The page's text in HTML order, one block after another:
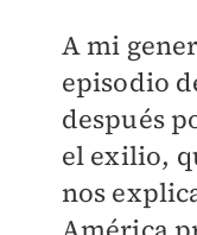
A mi
episodio
después
el exilio,
nos